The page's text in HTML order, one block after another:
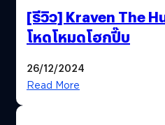
[รีวิว] Kraven The
โหดโหมดโฮกปี๊บ
26/12/2024
Read More